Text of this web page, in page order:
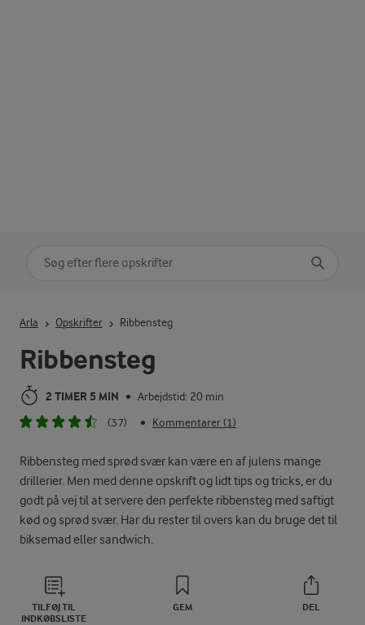
Ribbensteg
2 TIMER 5 MIN • Arbejdstid: 20 min
(37)
• Kommentarer (1)
Ribbensteg med sprød svær kan være en af julens mange
drillerier. Men med denne opskrift og lidt tips og tricks, er du
godt på vej til at servere den perfekte ribbensteg med saftigt
kød og sprød svær. Har du rester til overs kan du bruge det til
biksemad eller sandwich.
TILFØJ TIL
INDKØBSLISTE
GEM DEL
Arla Opskrifter Ribbensteg
Søg på kategori